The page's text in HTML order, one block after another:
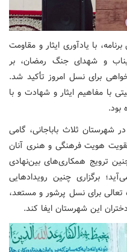
با یادآوری ایثار و مقاومت
و شهدای جنگ رمضان، بر
برای نسل امروز تأکید شد.
با مفاهیم ایثار و شهادت و با
بود.
شهرستان ثلاث باباجانی، گامی
تقویت هویت فرهنگی و هنری آنان
ترویج همکاری‌های بین‌نهادی
برگزاری چنین رویدادهایی
برای نسل پرشور و مستعد،
این شهرستان ایفا کند.